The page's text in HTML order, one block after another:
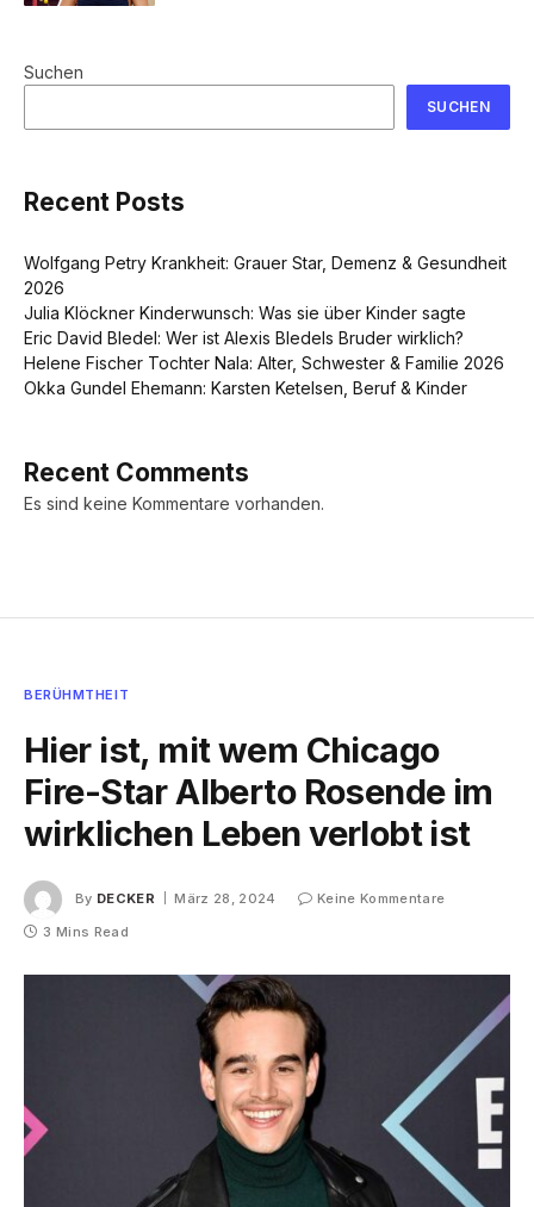
Suchen
SUCHEN
Recent Posts
Wolfgang Petry Krankheit: Grauer Star, Demenz & Gesundheit
2026
Julia Klöckner Kinderwunsch: Was sie über Kinder sagte
Eric David Bledel: Wer ist Alexis Bledels Bruder wirklich?
Helene Fischer Tochter Nala: Alter, Schwester & Familie 2026
Okka Gundel Ehemann: Karsten Ketelsen, Beruf & Kinder
Recent Comments
Es sind keine Kommentare vorhanden.
BERÜHMTHEIT
Hier ist, mit wem Chicago
Fire-Star Alberto Rosende im
wirklichen Leben verlobt ist
By DECKER März 28, 2024
Keine Kommentare
3 Mins Read